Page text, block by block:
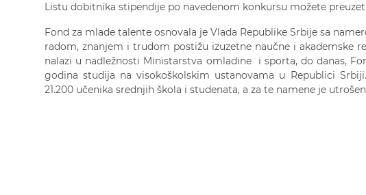
Listu dobitnika stipendije po navedenom konkursu možete
Fond za mlade talente osnovala je Vlada Republike Srbije sa
radom, znanjem i trudom postižu izuzetne naučne i akademske
nalazi u nadležnosti Ministarstva omladine i sporta, do danas,
godina studija na visokoškolskim ustanovama u Republici
21.200 učenika srednjih škola i studenata, a za te namene je